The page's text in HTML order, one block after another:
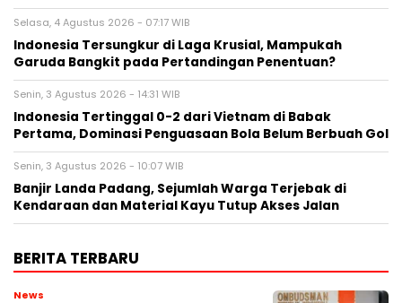
Selasa, 4 Agustus 2026 - 07:17 WIB
Indonesia Tersungkur di Laga Krusial, Mampukah
Garuda Bangkit pada Pertandingan Penentuan?
Senin, 3 Agustus 2026 - 14:31 WIB
Indonesia Tertinggal 0-2 dari Vietnam di Babak
Pertama, Dominasi Penguasaan Bola Belum Berbuah Gol
Senin, 3 Agustus 2026 - 10:07 WIB
Banjir Landa Padang, Sejumlah Warga Terjebak di
Kendaraan dan Material Kayu Tutup Akses Jalan
BERITA TERBARU
News